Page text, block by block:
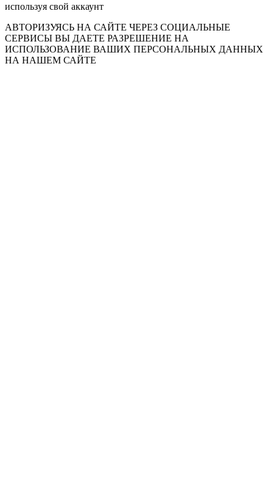
используя свой аккаунт
АВТОРИЗУЯСЬ НА САЙТЕ ЧЕРЕЗ СОЦИАЛЬНЫЕ
СЕРВИСЫ ВЫ ДАЕТЕ РАЗРЕШЕНИЕ НА
ИСПОЛЬЗОВАНИЕ ВАШИХ ПЕРСОНАЛЬНЫХ ДАННЫХ
НА НАШЕМ САЙТЕ